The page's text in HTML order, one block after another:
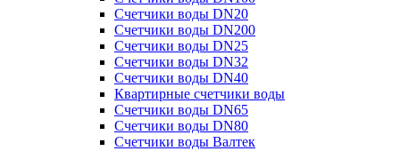
Счетчики воды DN20
Счетчики воды DN200
Счетчики воды DN25
Счетчики воды DN32
Счетчики воды DN40
Квартирные счетчики воды
Счетчики воды DN65
Счетчики воды DN80
Счетчики воды Валтек